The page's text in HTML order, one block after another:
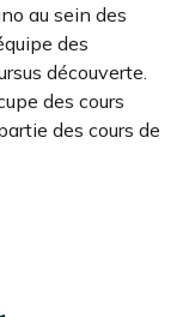
au sein des
des
découverte.
des cours
des cours de